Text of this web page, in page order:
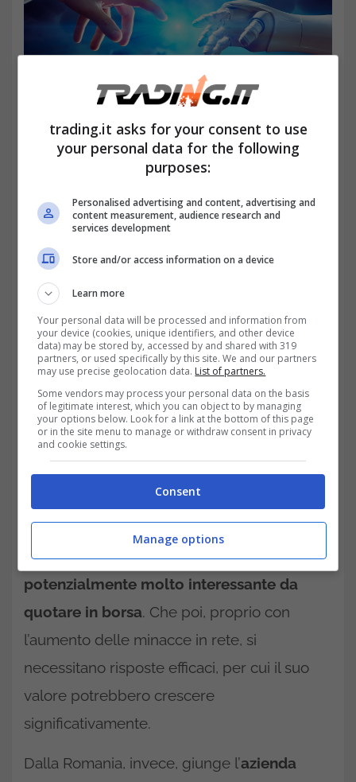
AI, queste 5 aziende potrebbero fare il boom in borsa-
trading.it
La prima, èDarktrace, che proviene dal
Regno Unito. Essa è un fenomeno
nell’ambito dell’uso di AI nel settore
cybersecurity. È in grado di scovare e poi
contrastare le minacce informatiche in real
time. Questa suaparticolarità la rende
potenzialmente molto interessante da
quotare in borsa. Che poi, proprio con
l’aumento delle minacce in rete, si
necessitano risposte efficaci, per cui il suo
valore potrebbero crescere
significativamente.
Dalla Romania, invece, giunge l’azienda
trading.it asks for your consent to use
your personal data for the following
purposes:
Personalised advertising and content, advertising and
content measurement, audience research and
services development
Store and/or access information on a device
Learn more
Your personal data will be processed and information from
your device (cookies, unique identifiers, and other device
data) may be stored by, accessed by and shared with 319
partners, or used specifically by this site. We and our partners
may use precise geolocation data. List of partners.
Some vendors may process your personal data on the basis
of legitimate interest, which you can object to by managing
your options below. Look for a link at the bottom of this page
or in the site menu to manage or withdraw consent in privacy
and cookie settings.
Consent
Manage options